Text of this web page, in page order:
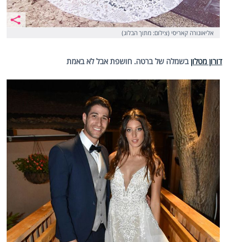
אליאונורה קאריסי (צילום: מתוך הבלוג)
דורון מטלוןבשמלה של ברטה. חושפת אבל לא באמת